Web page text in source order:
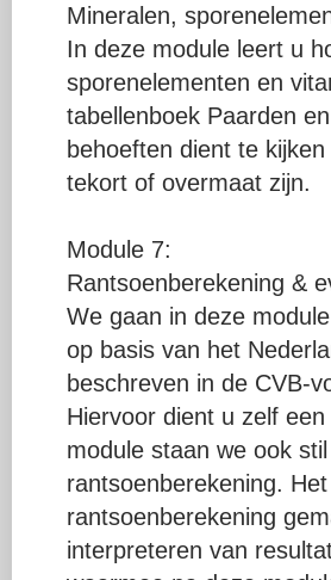
Mineralen,
In deze module leert u
sporenelementen en
tabellenboek Paarden
behoeften dient te
tekort of overmaat zijn.
Module 7:
Rantsoenberekening &
We gaan in deze
op basis van het
beschreven in de CVB-
Hiervoor dient u zelf
module staan we ook
rantsoenberekening.
rantsoenberekening
interpreteren van